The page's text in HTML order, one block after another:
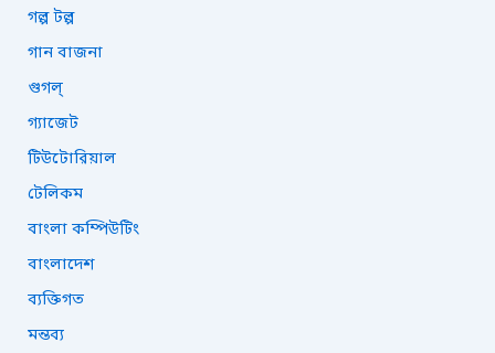
গল্প টল্প
গান বাজনা
গুগল্
গ্যাজেট
টিউটোরিয়াল
টেলিকম
বাংলা কম্পিউটিং
বাংলাদেশ
ব্যক্তিগত
মন্তব্য